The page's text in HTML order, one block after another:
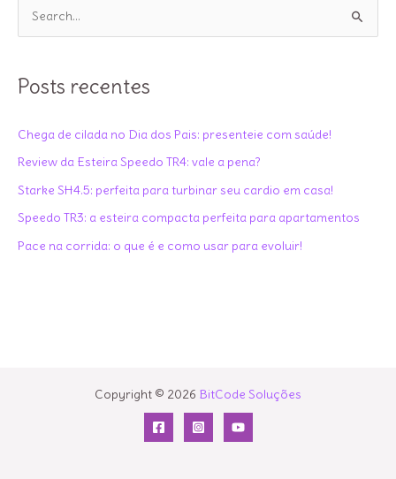
q
i
s
o
Posts recentes
Chega de cilada no Dia dos Pais: presenteie com saúde!
Review da Esteira Speedo TR4: vale a pena?
Starke SH4.5: perfeita para turbinar seu cardio em casa!
Speedo TR3: a esteira compacta perfeita para apartamentos
Pace na corrida: o que é e como usar para evoluir!
Copyright © 2026 BitCode Soluções